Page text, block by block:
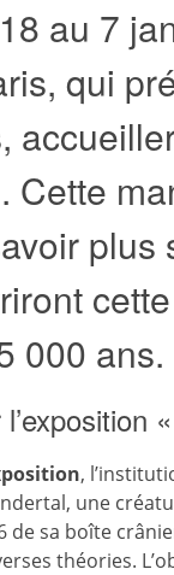
au 7
qui
Cette
000 ans.
,
une
de sa boîte
théories.